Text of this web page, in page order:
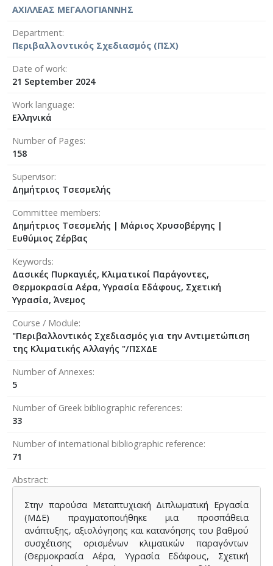
ΑΧΙΛΛΕΑΣ ΜΕΓΑΛΟΓΙΑΝΝΗΣ
Department
Περιβαλλοντικός Σχεδιασμός (ΠΣΧ)
Date of work
21 September 2024
Work language
Ελληνικά
Number of Pages
158
Supervisor
Δημήτριος Τσεσμελής
Committee members
Δημήτριος Τσεσμελής | Μάριος Χρυσοβέργης |
Ευθύμιος Ζέρβας
Keywords
Δασικές Πυρκαγιές, Κλιματικοί Παράγοντες,
Θερμοκρασία Αέρα, Υγρασία Εδάφους, Σχετική
Υγρασία, Άνεμος
Course / Module
"Περιβαλλοντικός Σχεδιασμός για την Αντιμετώπιση
της Κλιματικής Αλλαγής "/ΠΣΧΔΕ
Number of Annexes
5
Number of Greek bibliographic references
33
Number of international bibliographic reference
71
Abstract
Στην παρούσα Μεταπτυχιακή Διπλωματική Εργασία
(ΜΔΕ) πραγματοποιήθηκε μια προσπάθεια
ανάπτυξης, αξιολόγησης και κατανόησης του βαθμού
συσχέτισης ορισμένων κλιματικών παραγόντων
(Θερμοκρασία Αέρα, Υγρασία Εδάφους, Σχετική